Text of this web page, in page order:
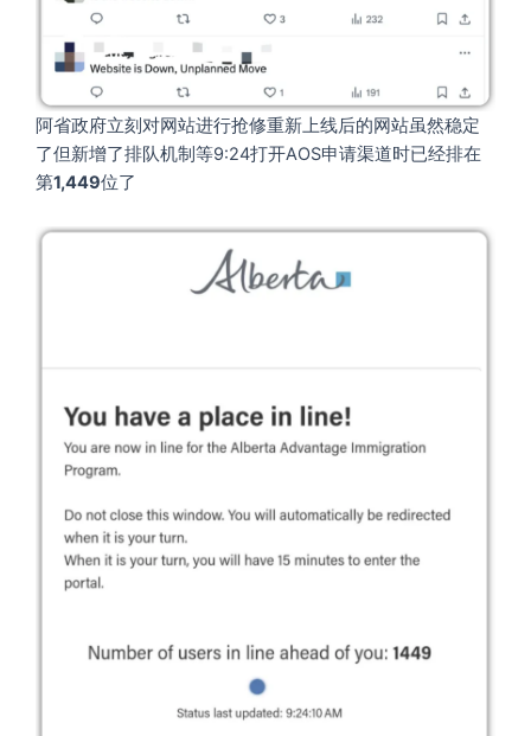
阿省政府立刻对网站进行抢修重新上线后的网站虽然稳定
了但新增了排队机制等9:24打开AOS申请渠道时已经排在
第1,449位了